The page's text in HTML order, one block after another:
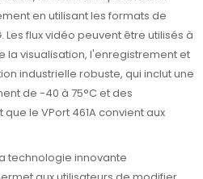
en utilisant les formats de
Les flux vidéo peuvent être utilisés à
la visualisation, l'enregistrement et
industrielle robuste, qui inclut une
de -40 à 75°C et des
le VPort 461A convient aux
technologie innovante